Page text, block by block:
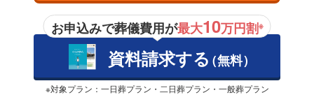
お申込みで葬儀費用が最大10万円割※
資料請求する（無料）
※対象プラン：一日葬プラン・二日葬プラン・一般葬プラン